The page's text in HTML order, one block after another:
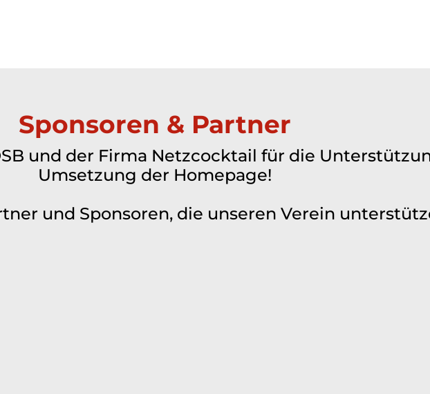
Sponsoren & Partner
und der Firma Netzcocktail für die
Umsetzung der Homepage!
und Sponsoren, die unseren Verein